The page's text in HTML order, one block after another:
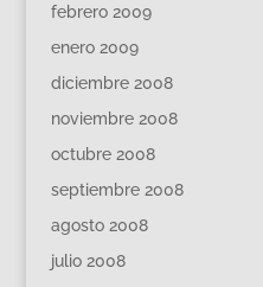
febrero 2009
enero 2009
diciembre 2008
noviembre 2008
octubre 2008
septiembre 2008
agosto 2008
julio 2008